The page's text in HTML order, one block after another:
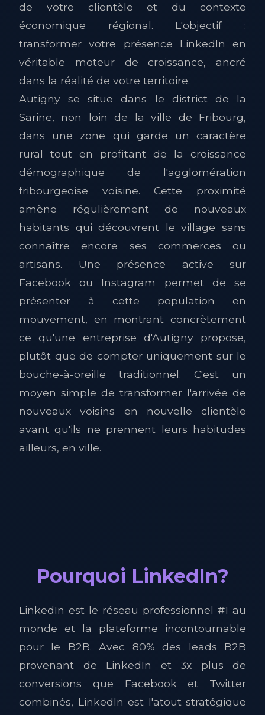
de votre clientèle et du contexte
économique régional. L'objectif :
transformer votre présence LinkedIn en
véritable moteur de croissance, ancré
dans la réalité de votre territoire.
Autigny se situe dans le district de la
Sarine, non loin de la ville de Fribourg,
dans une zone qui garde un caractère
rural tout en profitant de la croissance
démographique de l'agglomération
fribourgeoise voisine. Cette proximité
amène régulièrement de nouveaux
habitants qui découvrent le village sans
connaître encore ses commerces ou
artisans. Une présence active sur
Facebook ou Instagram permet de se
présenter à cette population en
mouvement, en montrant concrètement
ce qu'une entreprise d'Autigny propose,
plutôt que de compter uniquement sur le
bouche-à-oreille traditionnel. C'est un
moyen simple de transformer l'arrivée de
nouveaux voisins en nouvelle clientèle
avant qu'ils ne prennent leurs habitudes
ailleurs, en ville.
Pourquoi LinkedIn?
LinkedIn est le réseau professionnel #1 au
monde et la plateforme incontournable
pour le B2B. Avec 80% des leads B2B
provenant de LinkedIn et 3x plus de
conversions que Facebook et Twitter
combinés, LinkedIn est l'atout stratégique